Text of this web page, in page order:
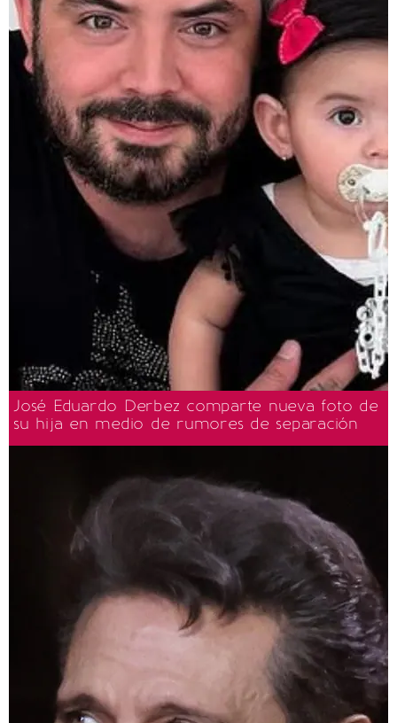
José Eduardo Derbez comparte nueva foto de
su hija en medio de rumores de separación